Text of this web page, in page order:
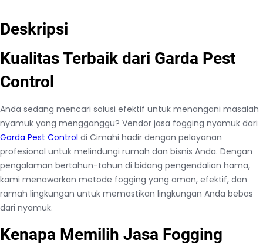
Deskripsi
Kualitas Terbaik dari Garda Pest
Control
Anda sedang mencari solusi efektif untuk menangani masalah
nyamuk yang mengganggu? Vendor jasa fogging nyamuk dari
Garda Pest Control di Cimahi hadir dengan pelayanan
profesional untuk melindungi rumah dan bisnis Anda. Dengan
pengalaman bertahun-tahun di bidang pengendalian hama,
kami menawarkan metode fogging yang aman, efektif, dan
ramah lingkungan untuk memastikan lingkungan Anda bebas
dari nyamuk.
Kenapa Memilih Jasa Fogging